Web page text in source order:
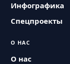
Инфографика
Спецпроекты
О НАС
О нас